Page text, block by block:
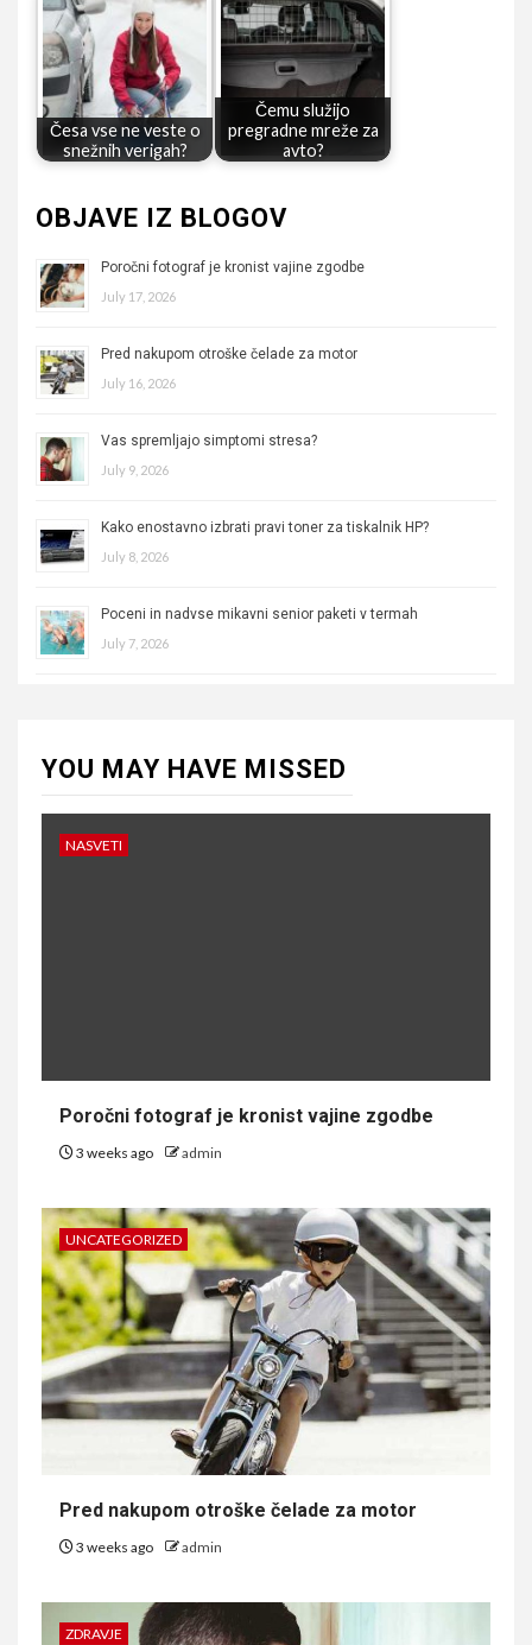
Česa vse ne veste o
snežnih verigah?
Čemu služijo
pregradne mreže za
avto?
OBJAVE IZ BLOGOV
Poročni fotograf je kronist vajine zgodbe
July 17, 2026
Pred nakupom otroške čelade za motor
July 16, 2026
Vas spremljajo simptomi stresa?
July 9, 2026
Kako enostavno izbrati pravi toner za tiskalnik HP?
July 8, 2026
Poceni in nadvse mikavni senior paketi v termah
July 7, 2026
YOU MAY HAVE MISSED
NASVETI
Poročni fotograf je kronist vajine zgodbe
3 weeks ago admin
UNCATEGORIZED
Pred nakupom otroške čelade za motor
3 weeks ago admin
ZDRAVJE